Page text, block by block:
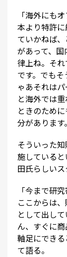
「海外にも
本より特許
ていかねば
があって、
律上ね。そ
です。でも
ゃあそれは
と海外では
ときのため
分があります
そういった
施している
田氏らしいス
「今まで研
ここからは
として出し
ん、すぐに
軸足にでき
て語る。